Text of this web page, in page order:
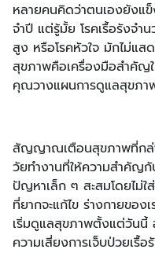
หลายคนคิดว่าตนเองยังแ
จําปี แต่รู้มั้ย โรคเรื้อรังจำ
สูง หรือโรคหัวใจ มักไม่แส
สุขภาพคือเครื่องมือสำคัญ
คุณวางแผนการดูแลสุขภา
สัญญาณเตือนสุขภาพที่กล่
วัยทำงานที่ให้ความสำคัญ
ปัญหาเล็ก ๆ สะสมโดยไม่
ที่ยากจะแก้ไข ร่างกายขอ
เริ่มดูแลสุขภาพตั้งแต่วัน
ความเสี่ยงการเจ็บป่วยเรื้อ